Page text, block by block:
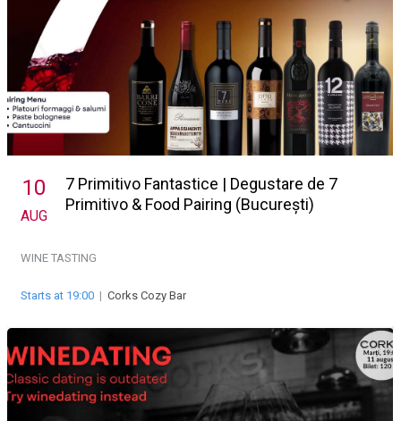
10
AUG
7 Primitivo Fantastice | Degustare de 7
Primitivo & Food Pairing (București)
WINE TASTING
Starts at 19:00 | Corks Cozy Bar